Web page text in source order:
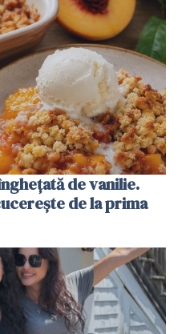
de vanilie.
de la prima